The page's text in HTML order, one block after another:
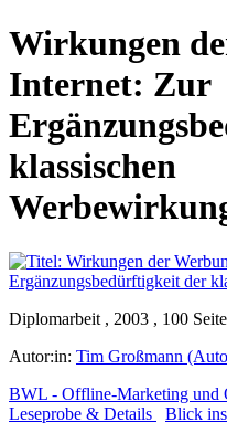
Wirkungen
Internet: Zur
klassischen
Diplomarbeit , 2003 , 100
Autor:in: Tim Großmann
BWL - Offline-Marketing und
Leseprobe & Details
Blick